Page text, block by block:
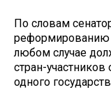
По словам
реформированию
любом случае
стран-
одного